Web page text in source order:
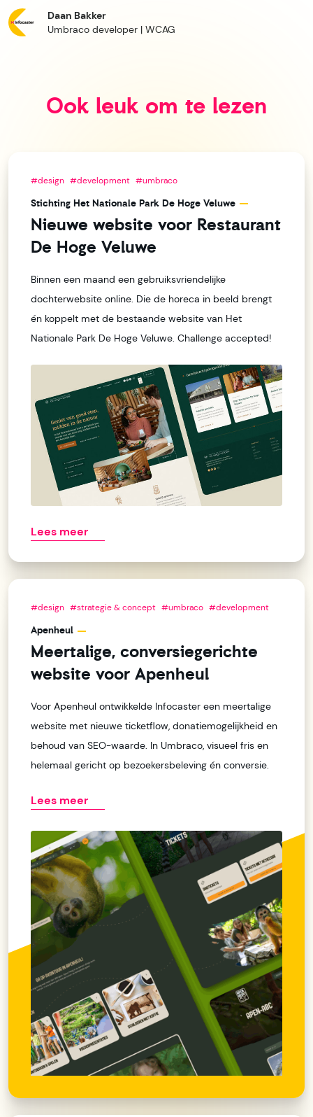
Daan Bakker
Umbraco developer | WCAG
Ook leuk om te lezen
#design #development #umbraco
Stichting Het Nationale Park De Hoge Veluwe
Nieuwe website voor Restaurant
De Hoge Veluwe
Binnen een maand een gebruiksvriendelijke
dochterwebsite online. Die de horeca in beeld brengt
én koppelt met de bestaande website van Het
Nationale Park De Hoge Veluwe. Challenge accepted!
Lees meer
#design #strategie & concept #umbraco #development
Apenheul
Meertalige, conversiegerichte
website voor Apenheul
Voor Apenheul ontwikkelde Infocaster een meertalige
website met nieuwe ticketflow, donatiemogelijkheid en
behoud van SEO-waarde. In Umbraco, visueel fris en
helemaal gericht op bezoekersbeleving én conversie.
Lees meer